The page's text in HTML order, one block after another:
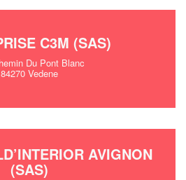
C3M (SAS)
Du Pont Blanc
84270 Vedene
AVIGNON
(SAS)